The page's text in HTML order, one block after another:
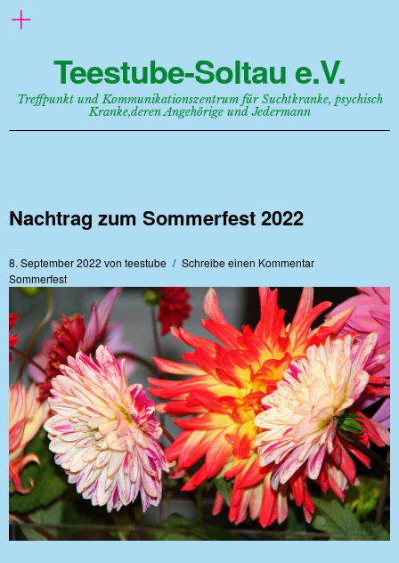
Teestube-Soltau e.V.
Treffpunkt und Kommunikationszentrum für Suchtkranke, psychisch
Kranke,deren Angehörige und Jedermann
Nachtrag zum Sommerfest 2022
8. September 2022 von teestube
Schreibe einen Kommentar
Sommerfest